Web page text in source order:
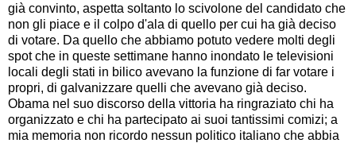
già convinto, aspetta soltanto lo scivolone del candidato che
non gli piace e il colpo d'ala di quello per cui ha già deciso
di votare. Da quello che abbiamo potuto vedere molti degli
spot che in queste settimane hanno inondato le televisioni
locali degli stati in bilico avevano la funzione di far votare i
propri, di galvanizzare quelli che avevano già deciso.
Obama nel suo discorso della vittoria ha ringraziato chi ha
organizzato e chi ha partecipato ai suoi tantissimi comizi; a
mia memoria non ricordo nessun politico italiano che abbia